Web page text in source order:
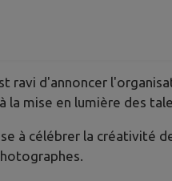
ravi d'annoncer
la mise en lumière des
à célébrer la créativité